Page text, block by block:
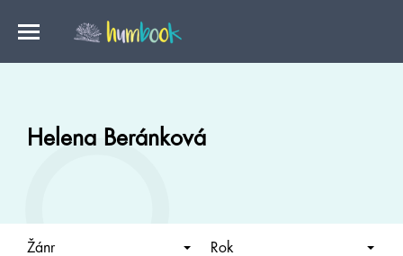
Helena Beránková
Žánr Rok